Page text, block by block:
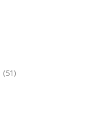
(51)